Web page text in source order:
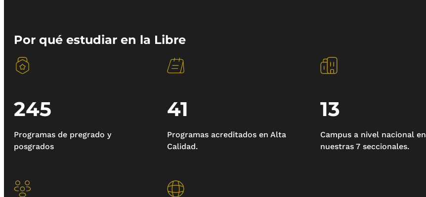
Por qué estudiar en la Libre
245
Programas de pregrado y
posgrados
41
Programas acreditados en Alta
Calidad.
13
Campus a nivel nacional en
nuestras 7 seccionales.